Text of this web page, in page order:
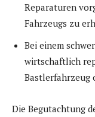
Reparaturen
Fahrzeugs zu
Bei einem
wirtschaftlich
Bastlerfahrzeug
Die Begutachtung